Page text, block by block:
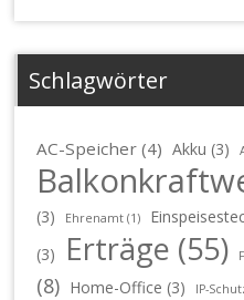
Schlagwörter
AC-Speicher (4) Akku (3)
(3)
Ehrenamt (1)
(3)
Erträge (55)
(8) Home-Office (3) IP-